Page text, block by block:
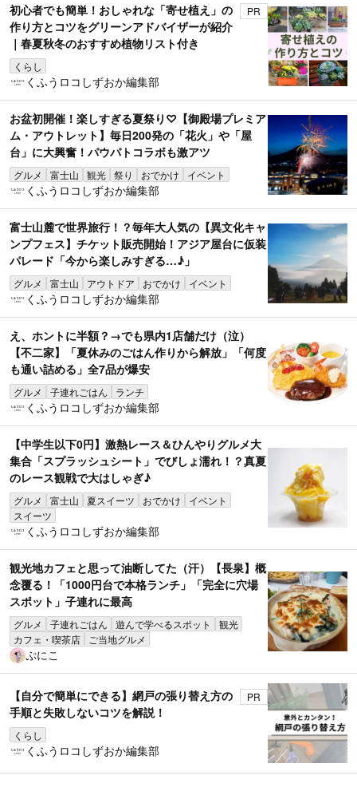
初心者でも簡単！おしゃれな「寄せ植え」の
作り方とコツをグリーンアドバイザーが紹介
｜春夏秋冬のおすすめ植物リスト付き
くらし
PR
くふうロコしずおか編集部
お盆初開催！楽しすぎる夏祭り♡【御殿場プレミア
ム・アウトレット】毎日200発の「花火」や「屋
台」に大興奮！パウパトコラボも激アツ
グルメ 富士山 観光 祭り おでかけ イベント
くふうロコしずおか編集部
富士山麓で世界旅行！？毎年大人気の【異文化キャ
ンプフェス】チケット販売開始！アジア屋台に仮装
パレード「今から楽しみすぎる…♪」
グルメ 富士山 アウトドア おでかけ イベント
くふうロコしずおか編集部
え、ホントに半額？→でも県内1店舗だけ（泣）
【不二家】「夏休みのごはん作りから解放」「何度
も通い詰める」全7品が爆安
グルメ 子連れごはん ランチ
くふうロコしずおか編集部
【中学生以下0円】激熱レース＆ひんやりグルメ大
集合「スプラッシュシート」でびしょ濡れ！？真夏
のレース観戦で大はしゃぎ♪
グルメ 富士山 夏スイーツ おでかけ
イベント
スイーツ
くふうロコしずおか編集部
観光地カフェと思って油断してた（汗）【長泉】概
念覆る！「1000円台で本格ランチ」「完全に穴場
スポット」子連れに最高
グルメ 子連れごはん 遊んで学べるスポット
観光
カフェ・喫茶店
ご当地グルメ
ぷにこ
【自分で簡単にできる】網戸の張り替え方の
手順と失敗しないコツを解説！
くらし
PR
くふうロコしずおか編集部